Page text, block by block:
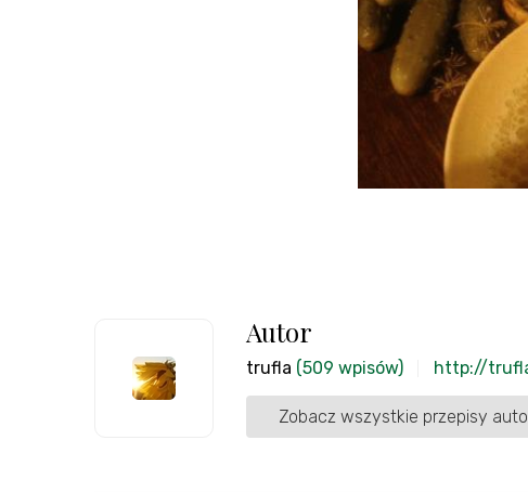
Autor
trufla (509 wpisów) http://
Zobacz wszystkie przepisy